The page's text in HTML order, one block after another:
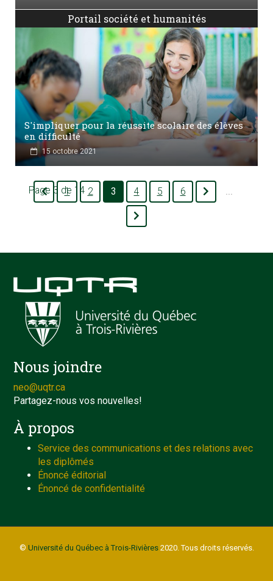
Portail société et humanités
S'impliquer pour la réussite scolaire des élèves
en difficulté
15 octobre 2021
Page 3 de 14
1 2 3 4 5 6 ...
Nous joindre
neo@uqtr.ca
Partagez-nous vos nouvelles!
À propos
Service des communications et des relations avec
les diplômés
Énoncé éditorial
Énoncé de confidentialité
© Université du Québec à Trois-Rivières2020. Tous droits réservés.